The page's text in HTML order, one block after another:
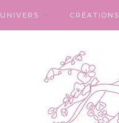
UNIVERS CRÉATIONS